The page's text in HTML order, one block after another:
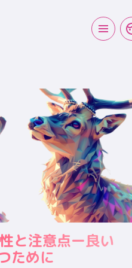
と注意点ー良い
ために